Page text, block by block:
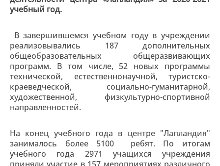
учебный год.
В завершившемся учебном году в учреждении
реализовывались 187 дополнительных
общеобразовательных общеразвивающих
программ. В том числе, 52 новых программы
технической, естественнонаучной, туристско-
краеведческой, социально-гуманитарной,
художественной, физкультурно-спортивной
направленностей.
На конец учебного года в центре "Лапландия"
занималось более 5100 ребят. По итогам
учебного года 2971 учащихся учреждения